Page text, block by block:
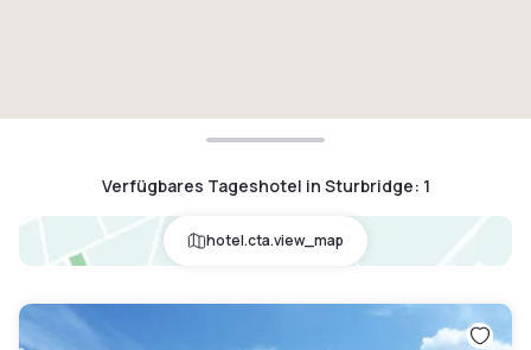
Verfügbares Tageshotel in Sturbridge: 1
hotel.cta.view_map